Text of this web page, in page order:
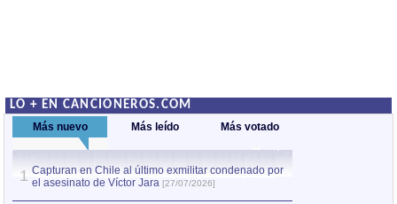
LO + EN CANCIONEROS.COM
Más nuevo Más leído Más votado
1 Capturan en Chile al último exmilitar condenado por
el asesinato de Víctor Jara [27/07/2026]